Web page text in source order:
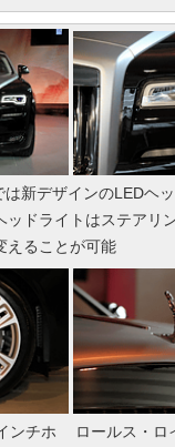
は新デザインのLEDヘ
ッドライトはステアリ
えることが可能
ンチホ
ロールス・ロ